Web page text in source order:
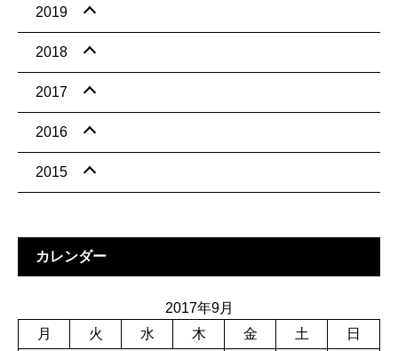
2019
2018
2017
2016
2015
カレンダー
2017年9月
月
火 水 木 金 土
日